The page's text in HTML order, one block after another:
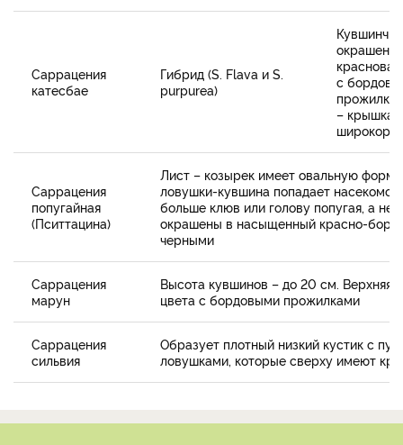
Саррацения
катесбае
Гибрид (S. Flava и S.
purpurea)
окрашены
с
– крышка
Саррацения
попугайная
(Пситтацина)
Лист – козырек имеет овальную
ловушки-кувшина попадает
больше клюв или голову попугая, а не
окрашены в насыщенный красно-
черными
Саррацения
марун
Высота кувшинов – до 20 см. Верхняя
цвета с бордовыми прожилками
Саррацения
сильвия
Образует плотный низкий кустик с
ловушками, которые сверху имеют